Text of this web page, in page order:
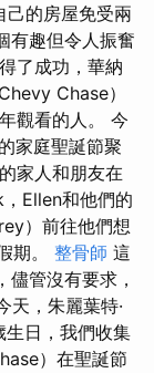
己的房屋免受兩
有趣但令人振奮
了成功，華納
Chase）
觀看的人。 今
家庭聖誕節聚
家人和朋友在
Ellen和他們的
）前往他們想
期。 整骨師 這
管沒有要求，
天，朱麗葉特·
日，我們收集
）在聖誕節